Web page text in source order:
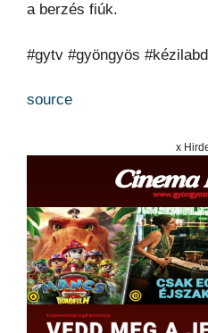
a berzés fiúk.
#gytv #gyöngyös
source
x